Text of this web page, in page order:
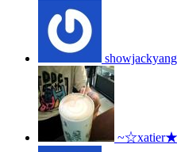
showjackyang